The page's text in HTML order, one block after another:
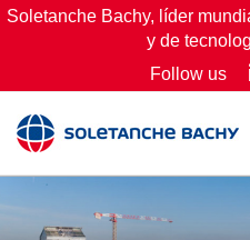
Skip
Soletanche Bachy, líder
y de
Follow us